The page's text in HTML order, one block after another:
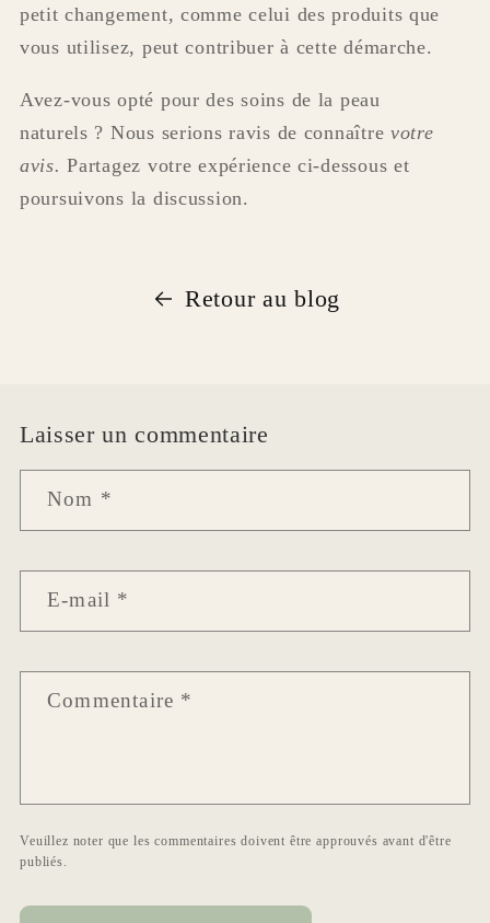
petit changement, comme celui des produits que
vous utilisez, peut contribuer à cette démarche.
Avez-vous opté pour des soins de la peau
naturels ? Nous serions ravis de connaître votre
avis. Partagez votre expérience ci-dessous et
poursuivons la discussion.
Retour au blog
Laisser un commentaire
Nom *
E-mail *
Commentaire *
Veuillez noter que les commentaires doivent être approuvés avant d'être
publiés.